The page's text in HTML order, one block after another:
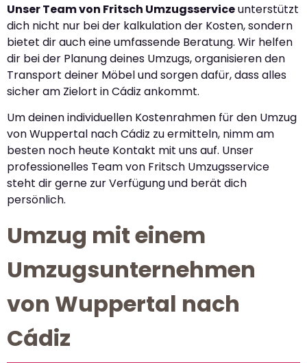
Unser Team von Fritsch Umzugsserviceunterstützt
dich nicht nur bei der kalkulation der Kosten, sondern
bietet dir auch eine umfassende Beratung. Wir helfen
dir bei der Planung deines Umzugs, organisieren den
Transport deiner Möbel und sorgen dafür, dass alles
sicher am Zielort in Cádiz ankommt.
Um deinen individuellen Kostenrahmen für den Umzug
von Wuppertal nach Cádiz zu ermitteln, nimm am
besten noch heute Kontakt mit uns auf. Unser
professionelles Team von Fritsch Umzugsservice
steht dir gerne zur Verfügung und berät dich
persönlich.
Umzug mit einem
Umzugsunternehmen
von Wuppertal nach
Cádiz